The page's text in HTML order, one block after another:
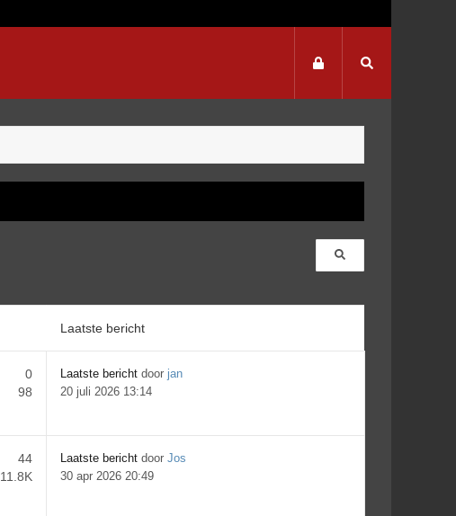
Laatste bericht
0
98
Laatste bericht door jan
20 juli 2026 13:14
44
11.8K
Laatste bericht door Jos
30 apr 2026 20:49